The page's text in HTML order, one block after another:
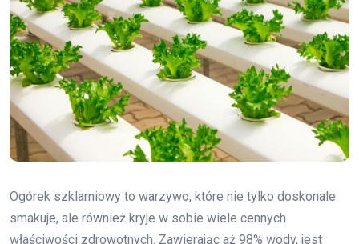
Ogórek szklarniowy to warzywo, które nie tylko doskonale
smakuje, ale również kryje w sobie wiele cennych
właściwości zdrowotnych. Zawierając aż 98% wody, jest